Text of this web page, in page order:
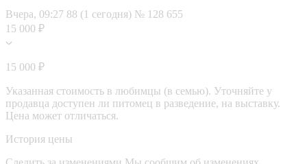
Вчера, 09:27 88 (1 сегодня) № 128 655
15 000 ₽
15 000 ₽
Указанная стоимость в любимцы (в семью). Уточняйте у
продавца доступен ли питомец в разведение, на выставку.
Цена может отличаться.
История цены